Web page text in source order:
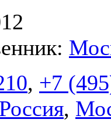
, +7
Россия,